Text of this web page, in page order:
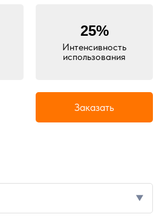
25%
Интенсивность
использования
Заказать